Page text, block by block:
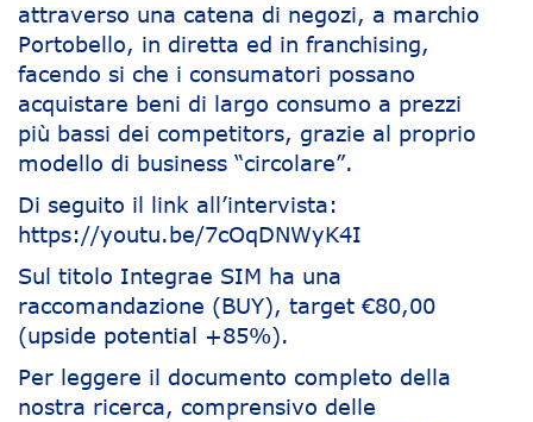
attraverso una catena di negozi, a marchio
Portobello, in diretta ed in franchising,
facendo si che i consumatori possano
acquistare beni di largo consumo a prezzi
più bassi dei competitors, grazie al proprio
modello di business “circolare”.
Di seguito il link all’intervista:
https://youtu.be/7cOqDNWyK4I
Sul titolo Integrae SIM ha una
raccomandazione (BUY), target €80,00
(upside potential +85%).
Per leggere il documento completo della
nostra ricerca, comprensivo delle